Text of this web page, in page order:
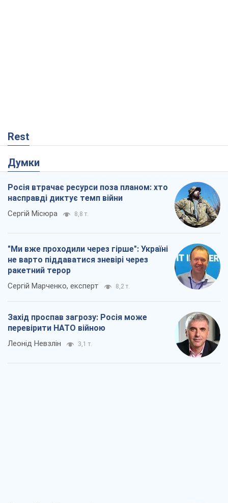
Rest
Думки
Росія втрачає ресурси поза планом: хто
насправді диктує темп війни
Сергій Місюра 8,8 т.
"Ми вже проходили через гірше": Україні
не варто піддаватися зневірі через
ракетний терор
Сергій Марченко, експерт 8,2 т.
Захід проспав загрозу: Росія може
перевірити НАТО війною
Леонід Невзлін 3,1 т.